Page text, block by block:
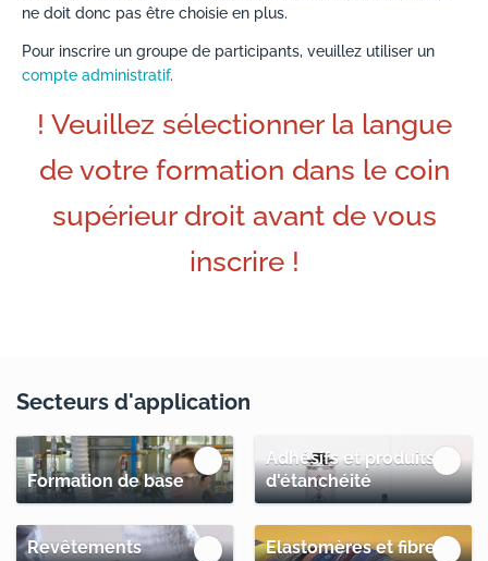
ne doit donc pas être choisie en plus.
Pour inscrire un groupe de participants, veuillez utiliser un
compte administratif.
! Veuillez sélectionner la langue
de votre formation dans le coin
supérieur droit avant de vous
inscrire !
Secteurs d'application
Formation de base
Adhésifs et produits
d'étanchéité
Revêtements Elastomères et fibres